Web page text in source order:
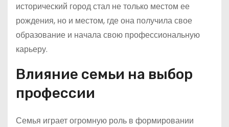
исторический город стал не только местом ее
рождения, но и местом, где она получила свое
образование и начала свою профессиональную
карьеру.
Влияние семьи на выбор
профессии
Семья играет огромную роль в формировании